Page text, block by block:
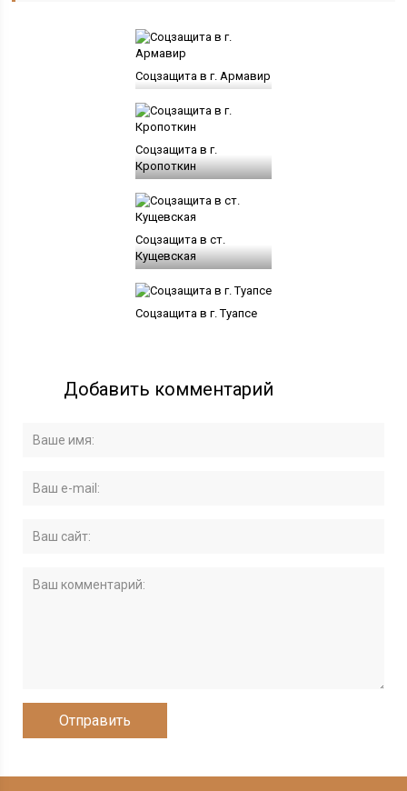
Соцзащита в г. Армавир
Соцзащита в г.
Кропоткин
Соцзащита в ст.
Кущевская
Соцзащита в г. Туапсе
Добавить комментарий